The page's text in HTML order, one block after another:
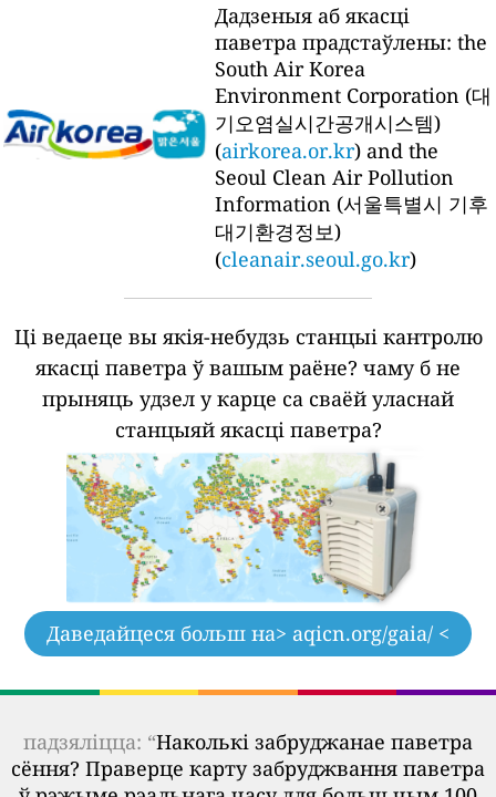
Дадзеныя аб якасці
паветра прадстаўлены: the
South Air Korea
Environment Corporation (대
기오염실시간공개시스템)
(airkorea.or.kr) and the
Seoul Clean Air Pollution
Information (서울특별시 기후
대기환경정보)
(cleanair.seoul.go.kr)
Ці ведаеце вы якія-небудзь станцыі кантролю
якасці паветра ў вашым раёне? чаму б не
прыняць удзел у карце са сваёй уласнай
станцыяй якасці паветра?
Даведайцеся больш на> aqicn.org/gaia/ <
падзяліцца: “Наколькі забруджанае паветра
сёння? Праверце карту забруджвання паветра